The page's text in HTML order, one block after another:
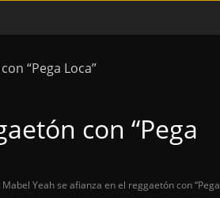
con “Pega
Mabel Yeah se afianza en el reggaetón con “Pega